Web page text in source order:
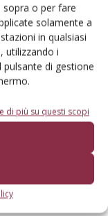
o per fare
solamente a
in qualsiasi
utilizzando i
pulsante di gestione
di più su questi scopi
Via Eritrea 21 -
al Registro delle
(Precedentemente
06/1992)
353/2003 conv. L.